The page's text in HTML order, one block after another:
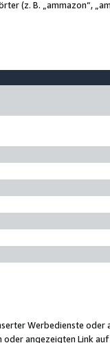
(z. B. „ammazon“,
Werbedienste oder
oder angezeigten Link auf